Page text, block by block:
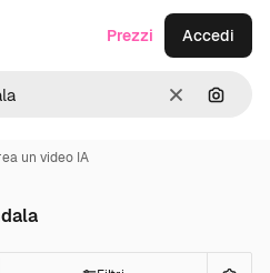
CancellaCerca
Prezzi Accedi
un video IA